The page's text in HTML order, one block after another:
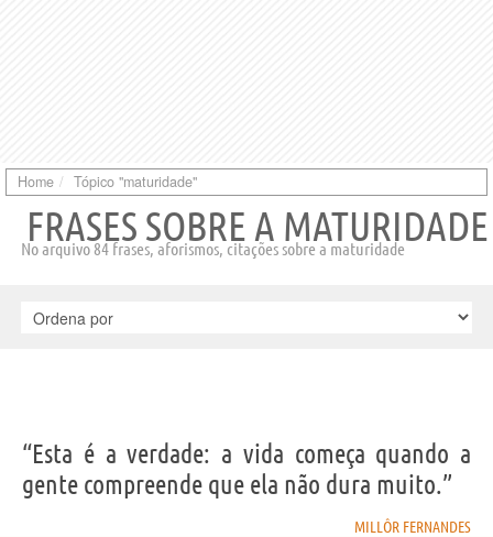
Home Tópico "maturidade"
FRASES SOBRE A MATURIDADE
No arquivo 84 frases, aforismos, citações sobre a maturidade
“Esta é a verdade: a vida começa quando a
gente compreende que ela não dura muito.”
MILLÔR FERNANDES